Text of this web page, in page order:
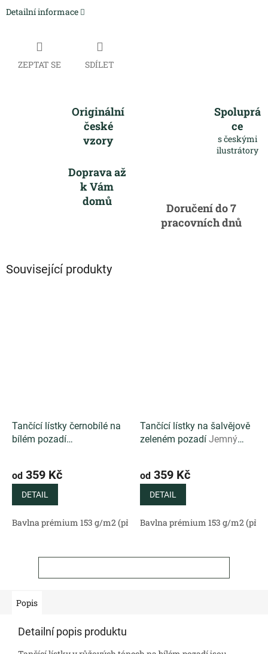
Detailní informace
ZEPTAT SE SDÍLET
Originální
české
vzory
Spoluprá
ce
s českými
ilustrátory
Doprava až
k Vám
domů
Doručení do 7
pracovních dnů
Související produkty
Tančící lístky černobílé na
bílém pozadí
čistě bílém podkladu
od 359 Kč
DETAIL
Bavlna prémium 153 g/m2 (přírodní) Bavlněný satén 130 g/
Tančící lístky na šalvějově
zeleném pozadí Jemný
zeleném podkladu
od 359 Kč
DETAIL
Bavlna prémium 153 g/m2
Popis
Detailní popis produktu